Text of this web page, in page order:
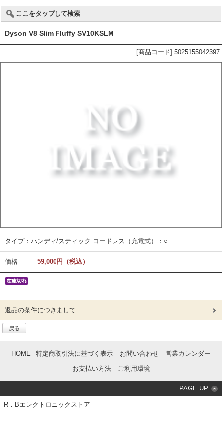
ここをタップして検索
Dyson V8 Slim Fluffy SV10KSLM
[商品コード] 5025155042397
タイプ：ハンディ/スティック コードレス（充電式）：○
価格 59,000円（税込）
返品の条件につきまして
戻る
HOME 特定商取引法に基づく表示 お問い合わせ
営業カレンダー
お支払い方法
ご利用環境
PAGE UP
R．Bエレクトロニックストア